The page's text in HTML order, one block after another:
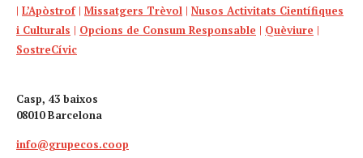
| L’Apòstrof| Missatgers Trèvol | Nusos Activitats Científiques
i Culturals | Opcions de Consum Responsable | Quèviure |
SostreCívic
Casp, 43 baixos
08010 Barcelona
info@grupecos.coop